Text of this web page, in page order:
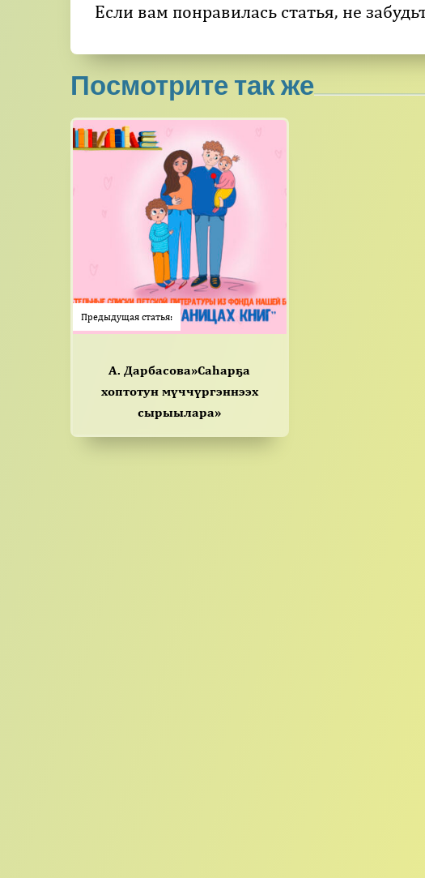
Если вам понравилась статья, не
Посмотрите так же
Предыдущая статья:
А. Дарбасова»Саһарҕа
хоптотун мүччүргэннээх
сырыылара»